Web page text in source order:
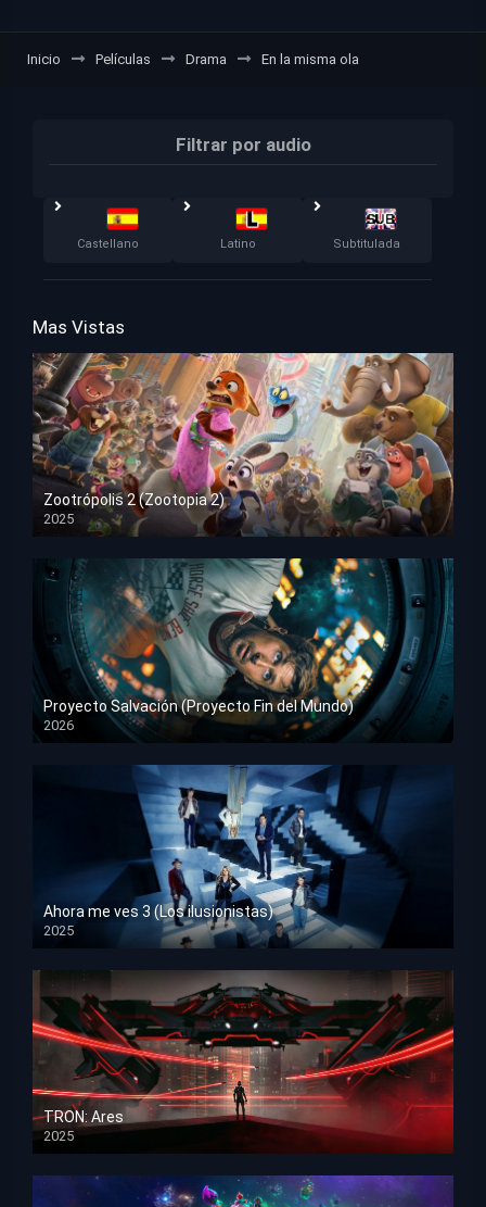
Inicio Películas Drama En la misma ola
Filtrar por audio
Castellano Latino Subtitulada
Mas Vistas
Zootrópolis 2 (Zootopia 2)
2025
HD 1080p
Proyecto Salvación (Proyecto Fin del Mundo)
2026
HD 1080p
Ahora me ves 3 (Los ilusionistas)
2025
HD 1080p
TRON: Ares
2025
HD 1080p